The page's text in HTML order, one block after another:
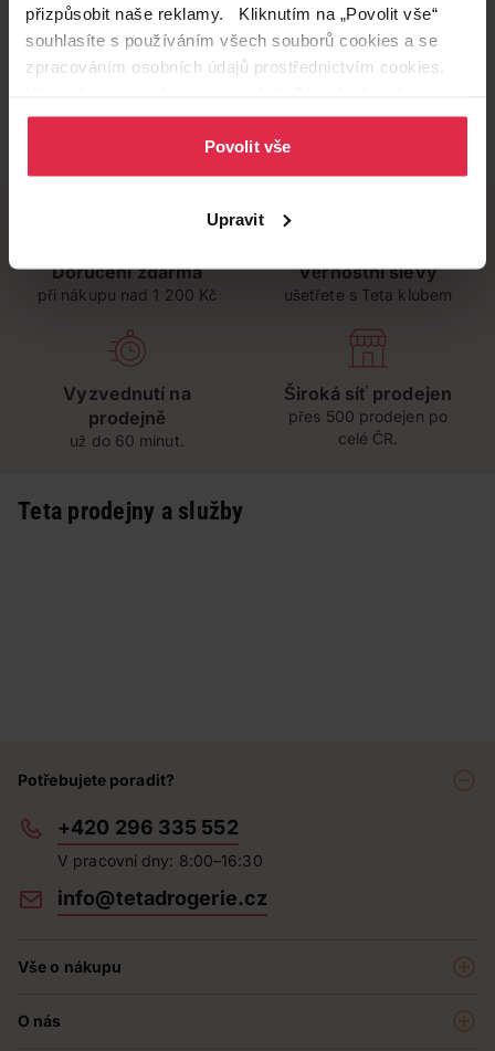
přizpůsobit naše reklamy. Kliknutím na „Povolit vše“
souhlasíte s používáním všech souborů cookies a se
zpracováním osobních údajů prostřednictvím cookies.
osobních údajů.
Povolit vše
Upravit
Doručení zdarma
při nákupu nad 1 200 Kč
Věrnostní slevy
ušetřete s Teta klubem
Vyzvednutí na
prodejně
už do 60 minut.
Široká síť prodejen
přes 500 prodejen po
celé ČR.
Teta prodejny a služby
Potřebujete poradit?
+420 296 335 552
V pracovní dny: 8:00–16:30
info@tetadrogerie.cz
Vše o nákupu
O nás